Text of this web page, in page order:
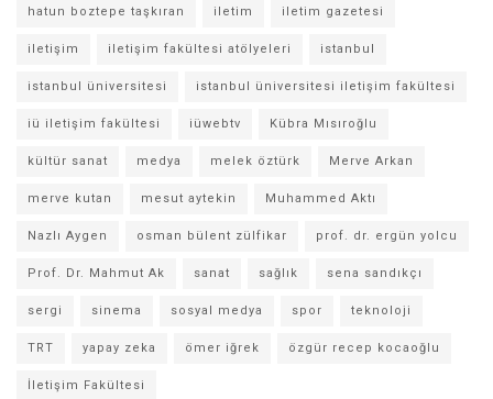
hatun boztepe taşkıran iletim iletim gazetesi
iletişim iletişim fakültesi atölyeleri istanbul
istanbul üniversitesi istanbul üniversitesi iletişim fakültesi
iü iletişim fakültesi iüwebtv Kübra Mısıroğlu
kültür sanat medya melek öztürk Merve Arkan
merve kutan mesut aytekin Muhammed Aktı
Nazlı Aygen osman bülent zülfikar prof. dr. ergün yolcu
Prof. Dr. Mahmut Ak sanat sağlık sena sandıkçı
sergi sinema sosyal medya spor teknoloji
TRT yapay zeka ömer iğrek özgür recep kocaoğlu
İletişim Fakültesi